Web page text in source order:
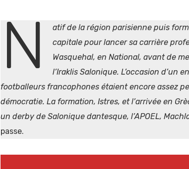
N atif de la région parisienne puis
capitale pour lancer sa carrière
Wasquehal, en National, avant de
l’Iraklis Salonique. L’occasion
footballeurs francophones étaient encore assez
démocratie. La formation, Istres, et l’arrivée en
un derby de Salonique dantesque, l’APOEL,
passe.